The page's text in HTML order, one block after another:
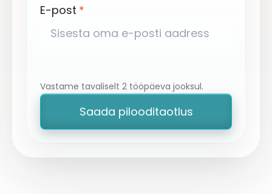
E-post *
Hoolduskeskkond
Vastame tavaliselt 2 tööpäeva jooksul.
Saada pilooditaotlus